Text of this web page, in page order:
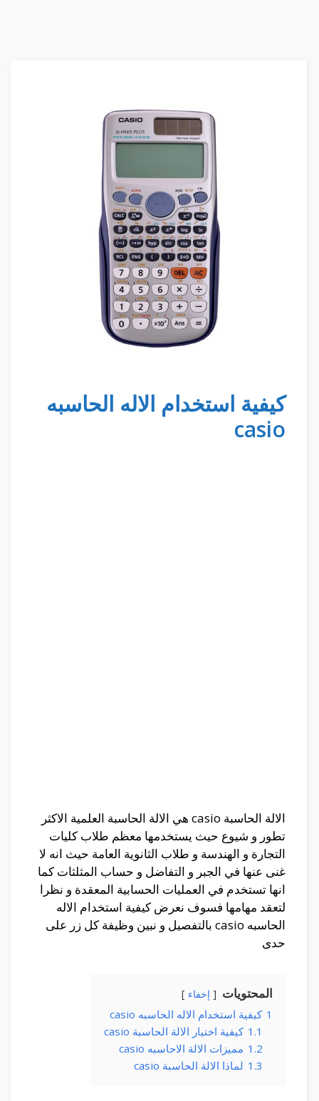
كيفية استخدام الاله الحاسبه
casio
الالة الحاسبة casio هي الالة الحاسبة العلمية الاكثر
تطور و شيوع حيث يستخدمها معظم طلاب كليات
التجارة و الهندسة و طلاب الثانوية العامة حيث انه لا
غنى عنها في الجبر و التفاضل و حساب المثلثات كما
انها تستخدم في العمليات الحسابية المعقدة و نظرا
لتعقد مهامها فسوف نعرض كيفية استخدام الاله
الحاسبه casio بالتفصيل و نبين وظيفة كل زر على
حدى
المحتويات إخفاء
1 كيفية استخدام الاله الحاسبه casio
1.1 كيفية اختيار الالة الحاسبة casio
1.2 مميزات الالة الاحاسبه casio
1.3 لماذا الالة الحاسبة casio